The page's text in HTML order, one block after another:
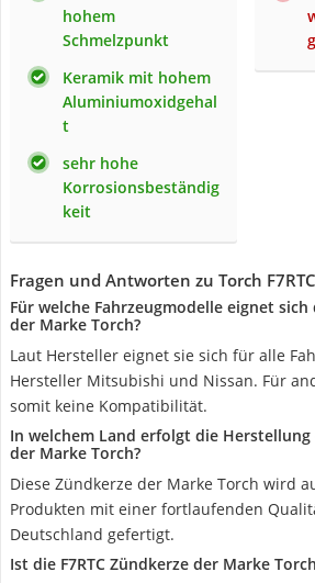
hohem
Schmelzpunkt
Keramik mit hohem
Aluminiumoxidgehal
t
sehr hohe
Korrosionsbeständig
keit
Fragen und Antworten zu Torch F7RTC
Für welche Fahrzeugmodelle eignet sich
der Marke Torch?
Laut Hersteller eignet sie sich für alle
Hersteller Mitsubishi und Nissan. Für
somit keine Kompatibilität.
In welchem Land erfolgt die Herstellung
der Marke Torch?
Diese Zündkerze der Marke Torch wird
Produkten mit einer fortlaufenden
Deutschland gefertigt.
Ist die F7RTC Zündkerze der Marke